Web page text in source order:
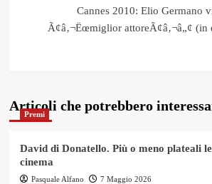
Cannes 2010: Elio Germano
Ã¢â‚¬Ëœmiglior attoreÃ¢â‚¬â„¢ (in
Articoli che potrebbero
Premi
David di Donatello. Più o meno plateali
cinema
Pasquale Alfano
7 Maggio 2026